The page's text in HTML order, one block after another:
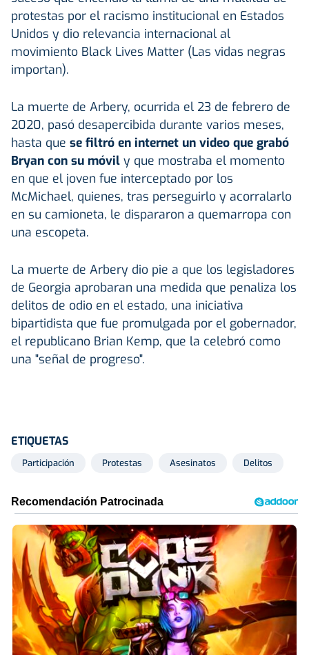
protestas por el racismo institucional en Estados
Unidos y dio relevancia internacional al
movimiento Black Lives Matter (Las vidas negras
importan).
La muerte de Arbery, ocurrida el 23 de febrero de
2020, pasó desapercibida durante varios meses,
hasta que se filtró en internet un video que grabó
Bryan con su móvil y que mostraba el momento
en que el joven fue interceptado por los
McMichael, quienes, tras perseguirlo y acorralarlo
en su camioneta, le dispararon a quemarropa con
una escopeta.
La muerte de Arbery dio pie a que los legisladores
de Georgia aprobaran una medida que penaliza los
delitos de odio en el estado, una iniciativa
bipartidista que fue promulgada por el gobernador,
el republicano Brian Kemp, que la celebró como
una "señal de progreso".
ETIQUETAS
Participación Protestas Asesinatos Delitos